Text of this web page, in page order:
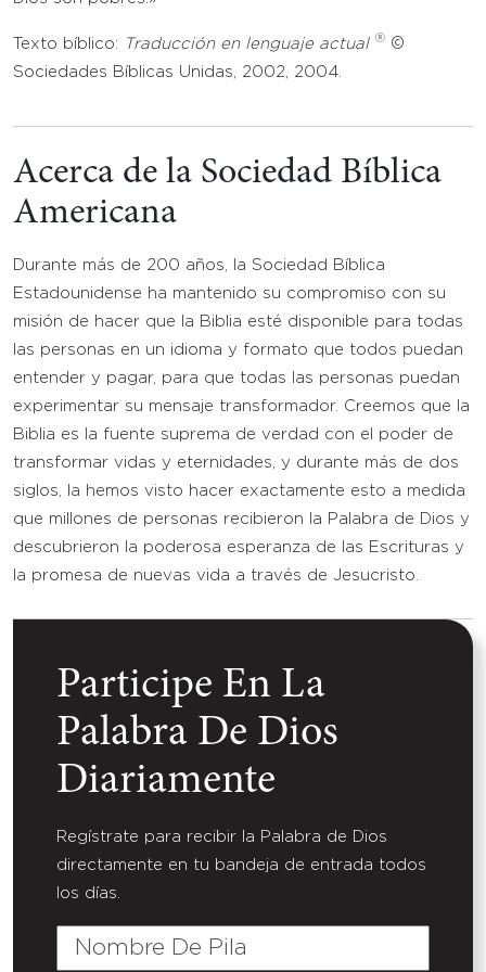
Texto bíblico: Traducción en lenguaje actual ® ©
Sociedades Bíblicas Unidas, 2002, 2004.
Acerca de la Sociedad Bíblica
Americana
Durante más de 200 años, la Sociedad Bíblica
Estadounidense ha mantenido su compromiso con su
misión de hacer que la Biblia esté disponible para todas
las personas en un idioma y formato que todos puedan
entender y pagar, para que todas las personas puedan
experimentar su mensaje transformador. Creemos que la
Biblia es la fuente suprema de verdad con el poder de
transformar vidas y eternidades, y durante más de dos
siglos, la hemos visto hacer exactamente esto a medida
que millones de personas recibieron la Palabra de Dios y
descubrieron la poderosa esperanza de las Escrituras y
la promesa de nuevas vida a través de Jesucristo.
Participe En La
Palabra De Dios
Diariamente
Regístrate para recibir la Palabra de Dios
directamente en tu bandeja de entrada todos
los días.
Nombre